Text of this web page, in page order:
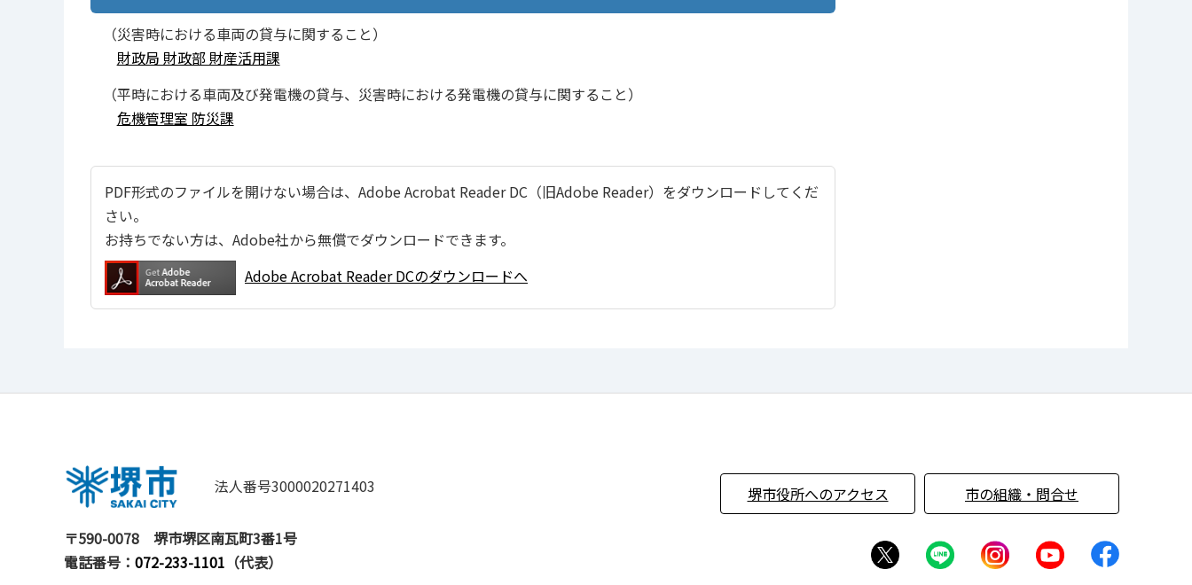
（災害時における車両の貸与に関すること）
財政局 財政部 財産活用課
（平時における車両及び発電機の貸与、災害時における発電機の貸与に関すること）
危機管理室 防災課
PDF形式のファイルを開けない場合は、Adobe Acrobat Reader DC（旧Adobe Reader）をダウンロードしてくだ
さい。
お持ちでない方は、Adobe社から無償でダウンロードできます。
Adobe Acrobat Reader DCのダウンロードへ
法人番号3000020271403
〒590-0078
堺市堺区南瓦町3番1号
電話番号： 072-233-1101 （代表）
堺市役所へのアクセス 市の組織・問合せ